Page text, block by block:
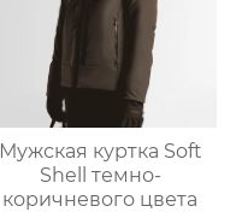
Мужская куртка Soft
Shell темно-
коричневого цвета